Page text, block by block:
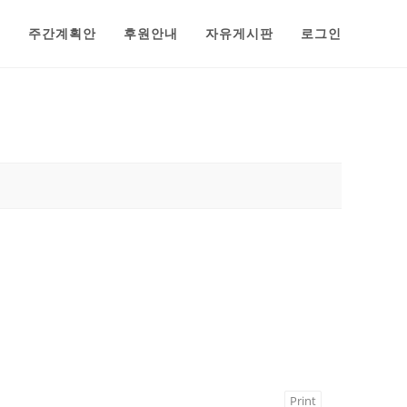
주간계획안 후원안내 자유게시판 로그인
Print